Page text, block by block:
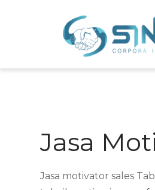
Jasa
Jasa motivator sales